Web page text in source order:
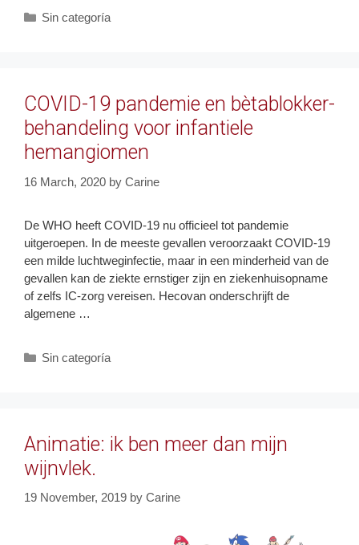
Categories
Sin categoría
COVID-19 pandemie en bètablokker-
behandeling voor infantiele
hemangiomen
16 March, 2020 by Carine
De WHO heeft COVID-19 nu officieel tot pandemie
uitgeroepen. In de meeste gevallen veroorzaakt COVID-19
een milde luchtweginfectie, maar in een minderheid van de
gevallen kan de ziekte ernstiger zijn en ziekenhuisopname
of zelfs IC-zorg vereisen. Hecovan onderschrijft de
algemene …
Categories
Sin categoría
Animatie: ik ben meer dan mijn
wijnvlek.
19 November, 2019 by Carine